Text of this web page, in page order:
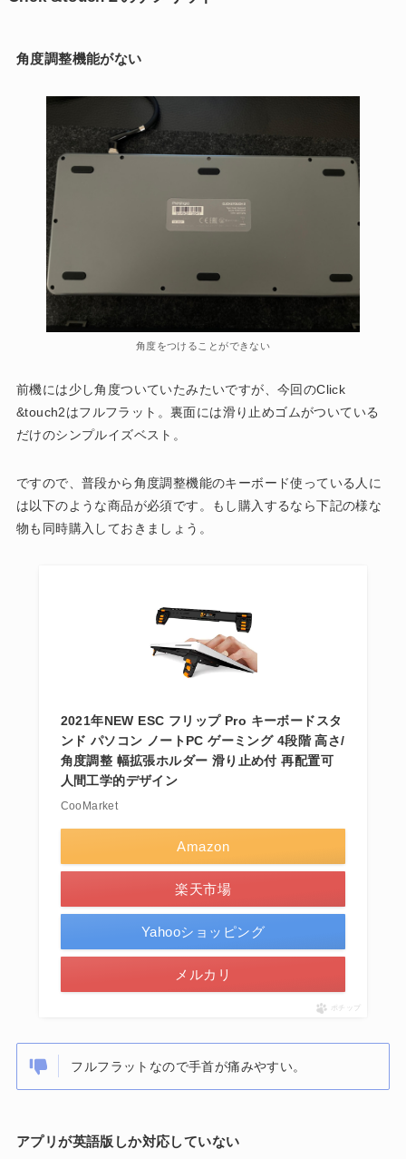
角度調整機能がない
角度をつけることができない
前機には少し角度ついていたみたいですが、今回のClick
&touch2はフルフラット。裏面には滑り止めゴムがついている
だけのシンプルイズベスト。
ですので、普段から角度調整機能のキーボード使っている人に
は以下のような商品が必須です。もし購入するなら下記の様な
物も同時購入しておきましょう。
2021年NEW ESC フリップ Pro キーボードスタ
ンド パソコン ノートPC ゲーミング 4段階 高さ/
角度調整 幅拡張ホルダー 滑り止め付 再配置可
人間工学的デザイン
CooMarket
Amazon
楽天市場
Yahooショッピング
メルカリ
ポチップ
フルフラットなので手首が痛みやすい。
アプリが英語版しか対応していない